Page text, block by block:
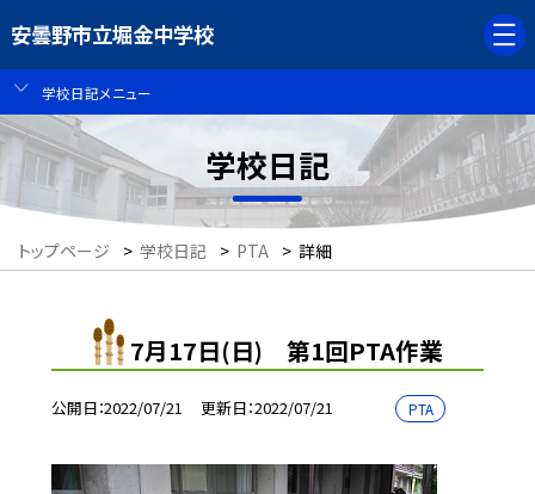
安曇野市立堀金中学校
学校日記メニュー
学校日記
トップページ > 学校日記 > PTA > 詳細
7月17日(日) 第1回PTA作業
公開日 2022/07/21 更新日 2022/07/21 PTA